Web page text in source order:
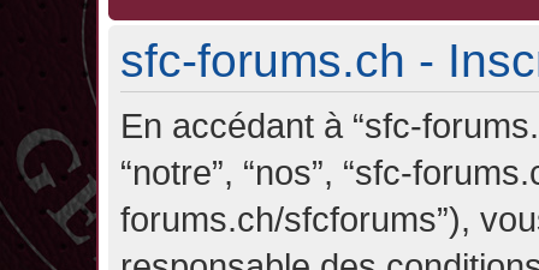
sfc-forums.ch -
En accédant à “sfc-
“notre”, “nos”, “sfc-
forums.ch/sfcforums”),